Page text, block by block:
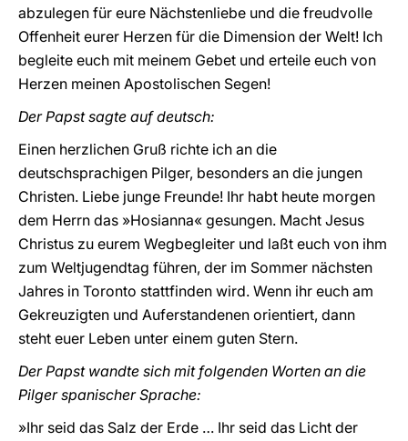
abzulegen für eure Nächstenliebe und die freudvolle
Offenheit eurer Herzen für die Dimension der Welt! Ich
begleite euch mit meinem Gebet und erteile euch von
Herzen meinen Apostolischen Segen!
Der Papst sagte auf deutsch:
Einen herzlichen Gruß richte ich an die
deutschsprachigen Pilger, besonders an die jungen
Christen. Liebe junge Freunde! Ihr habt heute morgen
dem Herrn das »Hosianna« gesungen. Macht Jesus
Christus zu eurem Wegbegleiter und laßt euch von ihm
zum Weltjugendtag führen, der im Sommer nächsten
Jahres in Toronto stattfinden wird. Wenn ihr euch am
Gekreuzigten und Auferstandenen orientiert, dann
steht euer Leben unter einem guten Stern.
Der Papst wandte sich mit folgenden Worten an die
Pilger spanischer Sprache:
»Ihr seid das Salz der Erde … Ihr seid das Licht der